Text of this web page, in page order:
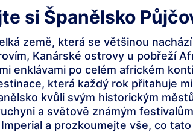
si Španělsko
země, která se většinou
Kanárské ostrovy u pobřeží
enklávami po celém africkém
která každý rok přitahuje
kvůli svým historickým
a světově známým
a prozkoumejte vše, co